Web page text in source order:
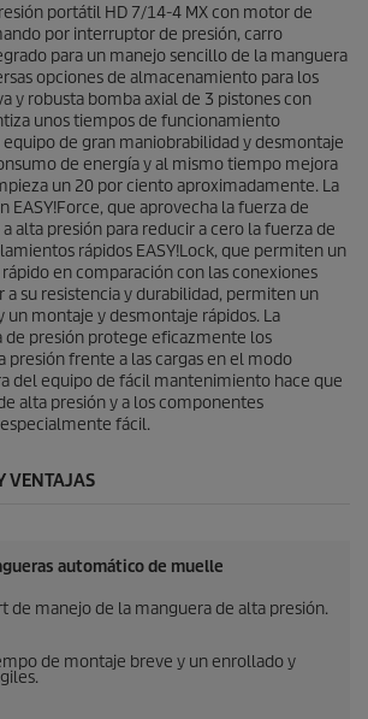
portátil HD 7/14-4 MX con motor de
por interruptor de presión, carro
para un manejo sencillo de la manguera
opciones de almacenamiento para los
y robusta bomba axial de 3 pistones con
unos tiempos de funcionamiento
de gran maniobrabilidad y desmontaje
de energía y al mismo tiempo mejora
un 20 por ciento aproximadamente. La
EASY!Force, que aprovecha la fuerza de
alta presión para reducir a cero la fuerza de
rápidos EASY!Lock, que permiten un
en comparación con las conexiones
a su resistencia y durabilidad, permiten un
un montaje y desmontaje rápidos. La
de presión protege eficazmente los
presión frente a las cargas en el modo
del equipo de fácil mantenimiento hace que
alta presión y a los componentes
fácil.
VENTAJAS
automático de muelle
de manejo de la manguera de alta presión.
de montaje breve y un enrollado y